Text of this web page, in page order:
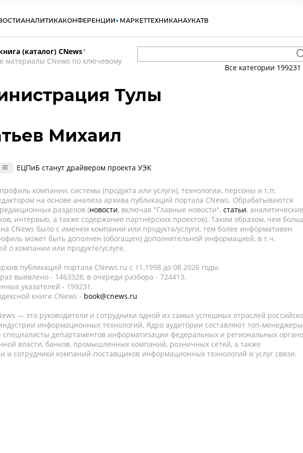
АНАЛИТИКАКОНФЕРЕНЦИИ МАРКЕТТЕХНИКАНАУКАТВ
(каталог) CNews*
материалы CNews по ключевому
Все категории 199231
Тулы
Михаил
ЕЦПиБ станут драйвером проекта УЭК
компании, системы (продукта или услуги), технологии, персоны и т.п.
на основе анализа архива публикаций портала CNews. Обрабатываются
разделов (новости, включая "Главные новости", статьи, аналитические
интервью, а также содержание партнёрских проектов). Таким образом, чем
CNews было с именем компании или продукта/услуги, тем более информативен
может быть дополнен (обогащен) дополнительной информацией, в т.ч.
о компании или продукте/услуге.
публикаций портала CNews.ru c 11.1998 до 08.2026 годы.
выявлено - 1463328, в очереди разбора - 724413.
указателей - 199231.
книги CNews - book@cnews.ru
— это руководители и сотрудники одной из самых успешных отраслей
информационных технологий. Ядро аудитории составляют топ-
специалисты департаментов информатизации федеральных и региональных
власти, банков, промышленных компаний, розничных сетей, а также
и сотрудники компаний-поставщиков информационных технологий и услуг связи.